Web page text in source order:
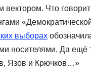
Что
выборах
носителями. Да ещё
Язов и Крючков…»